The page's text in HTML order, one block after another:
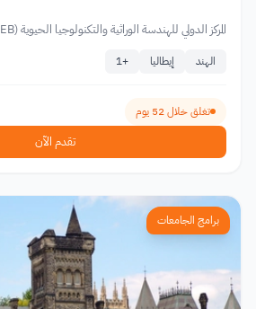
المركز الدولي للهندسة الوراثية والتكنولوجيا الحيوية (ICGEB)
الهند إيطاليا +
1
تغلق خلال 52 يوم
تقدم الآن
برامج الجامعات